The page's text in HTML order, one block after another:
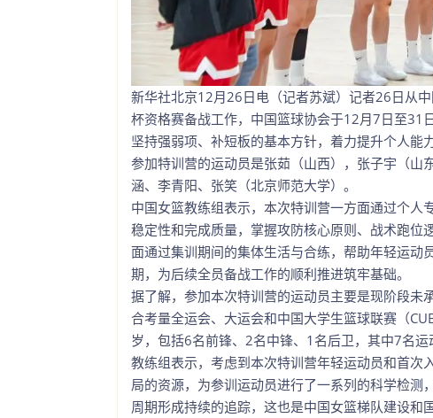
新华社北京12月26日电（记者苏斌）记者26日从
杯资格赛备战工作，中国篮球协会于12月7日至31
坚持强弱项、补短板的基本方针，着力提升个人能
参加特训营的运动员是张茹（山西），张子宇（
涵、李青阳、张笑（北京师范大学）。
中国女篮教练组表示，本次特训营一方面通过个
稳定性和完成质量，掌握攻防核心原则、战术跑位
面通过集训期间的集体生活与合练，帮助年轻运动
期，为后续全员备战工作的顺利推进筑牢基础。
据了解，参加本次特训营的运动员主要是现阶段未
合考量全运会、大运会和中国大学生篮球联赛（
岁，包括6名前锋、2名中锋、1名后卫，其中7名运
教练组表示，考虑到本次特训营年轻运动员和首次
局的资源，为参训运动员进行了一系列的科学检
周期形成持续的追踪，这也是中国女篮梯队建设和